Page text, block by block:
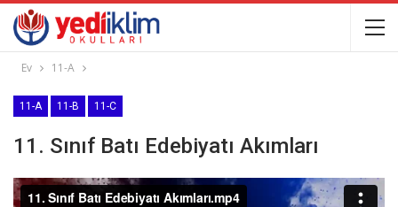
Ev 11-A
11-A 11-B 11-C
11. Sınıf Batı Edebiyatı Akımları